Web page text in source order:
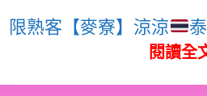
限熟客【麥寮】涼涼
閱讀全